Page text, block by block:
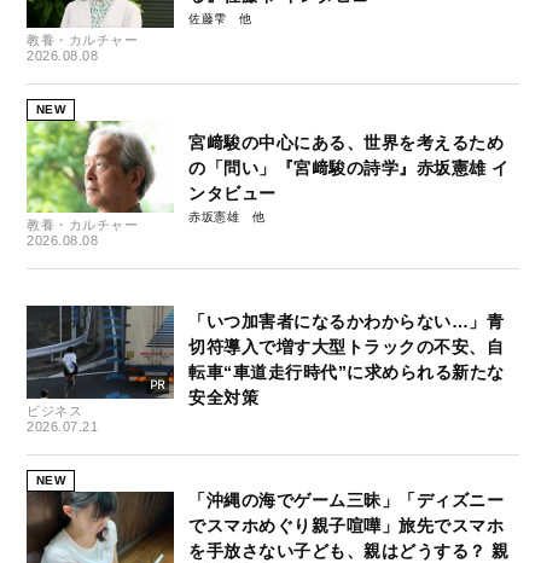
教養・カルチャー
2026.08.08
佐藤雫
NEW
教養・カルチャー
2026.08.08
宮﨑駿の中心にある、世界を考えるため
の「問い」『宮﨑駿の詩学』赤坂憲雄 イ
ンタビュー
赤坂憲雄
ビジネス
2026.07.21
「いつ加害者になるかわからない…」青
切符導入で増す大型トラックの不安、自
転車“車道走行時代”に求められる新たな
安全対策
NEW
「沖縄の海でゲーム三昧」「ディズニー
でスマホめぐり親子喧嘩」旅先でスマホ
を手放さない子ども、親はどうする？ 親